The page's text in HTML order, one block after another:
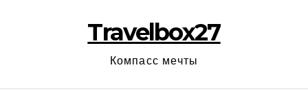
Travelbox27
Компасс мечты